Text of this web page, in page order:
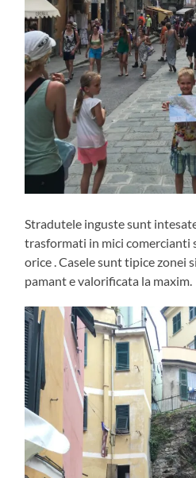
Stradutele inguste sunt
trasformati in mici comercianti
orice . Casele sunt tipice zonei
pamant e valorificata la maxim.